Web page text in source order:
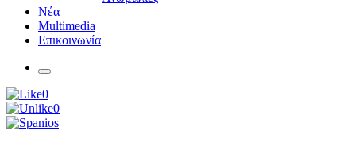
Νέα
Multimedia
Επικοινωνία
0
0